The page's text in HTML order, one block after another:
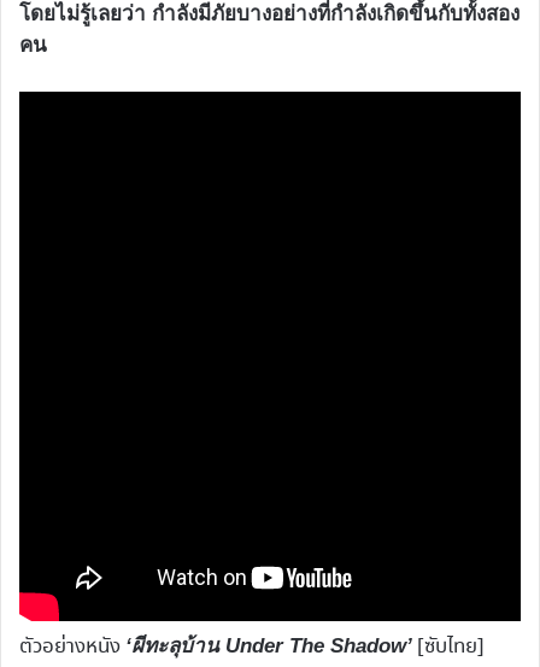
โดยไม่รู้เลยว่า กำลังมีภัยบางอย่างที่กำลังเกิดขึ้นกับทั้งสอง
คน
ตัวอย่างหนัง ‘ผีทะลุบ้าน Under The Shadow’ [ซับไทย]